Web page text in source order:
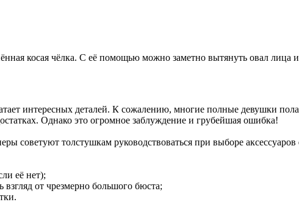
косая чёлка. С её помощью можно заметно вытянуть овал лица
интересных деталей. К сожалению, многие полные девушки
Однако это огромное заблуждение и грубейшая ошибка!
советуют толстушкам руководствоваться при выборе
её нет);
от чрезмерно большого бюста;